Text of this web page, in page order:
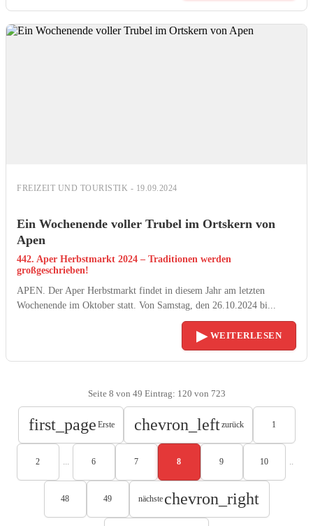
FREIZEIT UND TOURISTIK - 19.09.2024
Ein Wochenende voller Trubel im Ortskern von
Apen
442. Aper Herbstmarkt 2024 – Traditionen werden
großgeschrieben!
APEN. Der Aper Herbstmarkt findet in diesem Jahr am letzten
Wochenende im Oktober statt. Von Samstag, den 26.10.2024 bi...
▶ WEITERLESEN
Seite 8 von 49 Eintrag: 120 von 723
first_page Erste chevron_leftzurück 1
2 ... 6 7 8 9 10 ..
48 49 nächste chevron_right